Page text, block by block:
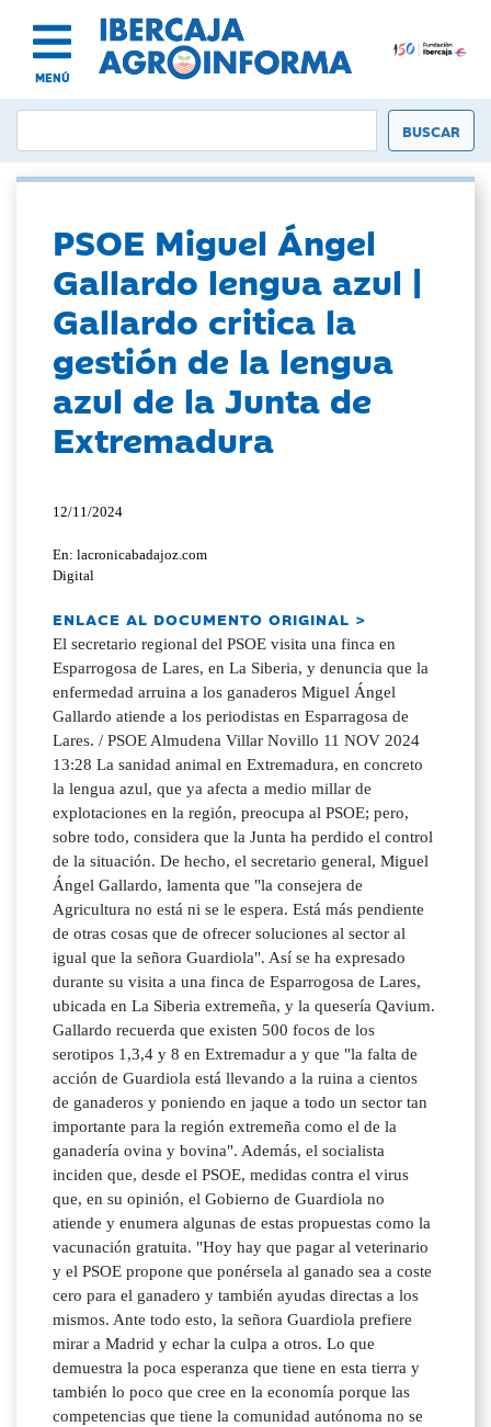
MENÚ
PSOE Miguel Ángel
Gallardo lengua azul |
Gallardo critica la
gestión de la lengua
azul de la Junta de
Extremadura
12/11/2024
En: lacronicabadajoz.com
Digital
ENLACE AL DOCUMENTO ORIGINAL >
El secretario regional del PSOE visita una finca en
Esparrogosa de Lares, en La Siberia, y denuncia que la
enfermedad arruina a los ganaderos Miguel Ángel
Gallardo atiende a los periodistas en Esparragosa de
Lares. / PSOE Almudena Villar Novillo 11 NOV 2024
13:28 La sanidad animal en Extremadura, en concreto
la lengua azul, que ya afecta a medio millar de
explotaciones en la región, preocupa al PSOE; pero,
sobre todo, considera que la Junta ha perdido el control
de la situación. De hecho, el secretario general, Miguel
Ángel Gallardo, lamenta que "la consejera de
Agricultura no está ni se le espera. Está más pendiente
de otras cosas que de ofrecer soluciones al sector al
igual que la señora Guardiola". Así se ha expresado
durante su visita a una finca de Esparrogosa de Lares,
ubicada en La Siberia extremeña, y la quesería Qavium.
Gallardo recuerda que existen 500 focos de los
serotipos 1,3,4 y 8 en Extremadur a y que "la falta de
acción de Guardiola está llevando a la ruina a cientos
de ganaderos y poniendo en jaque a todo un sector tan
importante para la región extremeña como el de la
ganadería ovina y bovina". Además, el socialista
inciden que, desde el PSOE, medidas contra el virus
que, en su opinión, el Gobierno de Guardiola no
atiende y enumera algunas de estas propuestas como la
vacunación gratuita. "Hoy hay que pagar al veterinario
y el PSOE propone que ponérsela al ganado sea a coste
cero para el ganadero y también ayudas directas a los
mismos. Ante todo esto, la señora Guardiola prefiere
mirar a Madrid y echar la culpa a otros. Lo que
demuestra la poca esperanza que tiene en esta tierra y
también lo poco que cree en la economía porque las
competencias que tiene la comunidad autónoma no se